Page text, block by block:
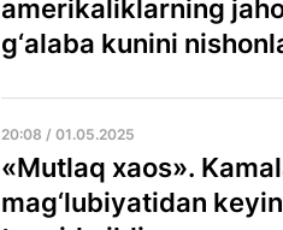
amerikaliklarning
g‘alaba kunini
20:08 / 01.05.2025
«Mutlaq xaos».
mag‘lubiyatidan